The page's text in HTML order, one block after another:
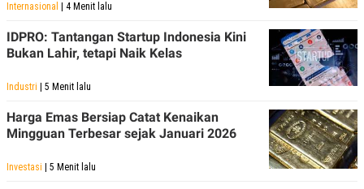
D
A
.
SITEMAPPROFILETERM
Internasional | 4 Menit lalu
IDPRO: Tantangan Startup Indonesia Kini
Bukan Lahir, tetapi Naik Kelas
Industri | 5 Menit lalu
Harga Emas Bersiap Catat Kenaikan
Mingguan Terbesar sejak Januari 2026
Investasi | 5 Menit lalu